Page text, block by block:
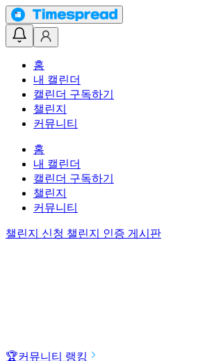
홈
내 캘린더
캘린더 구독하기
챌린지
커뮤니티
홈
내 캘린더
캘린더 구독하기
챌린지
커뮤니티
챌린지 신청 챌린지 인증 게시판
🏆커뮤니티 랭킹